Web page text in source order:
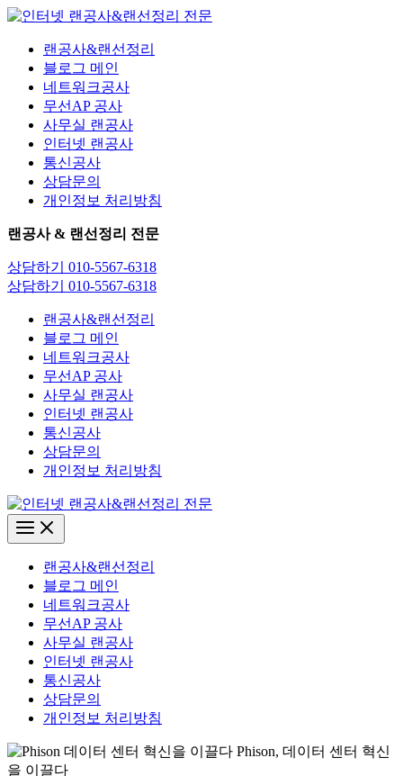
콘
랜공사&랜선정리
블로그 메인
네트워크공사
무선AP 공사
사무실 랜공사
인터넷 랜공사
통신공사
상담문의
개인정보 처리방침
랜공사 & 랜선정리 전문
상담하기 010-5567-6318
상담하기 010-5567-6318
랜공사&랜선정리
블로그 메인
네트워크공사
무선AP 공사
사무실 랜공사
인터넷 랜공사
통신공사
상담문의
개인정보 처리방침
Main
Menu
랜공사&랜선정리
블로그 메인
네트워크공사
무선AP 공사
사무실 랜공사
인터넷 랜공사
통신공사
상담문의
개인정보 처리방침